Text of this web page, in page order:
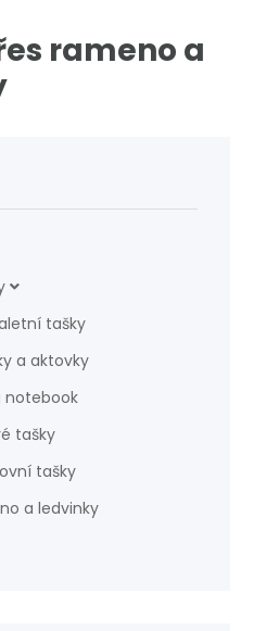
rameno a
tašky
a aktovky
notebook
tašky
tašky
a ledvinky